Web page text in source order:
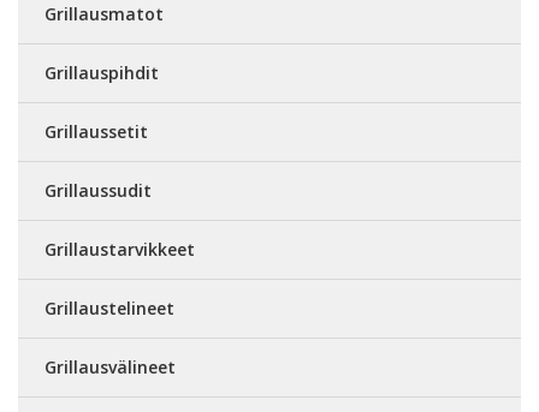
Grillausmatot
Grillauspihdit
Grillaussetit
Grillaussudit
Grillaustarvikkeet
Grillaustelineet
Grillausvälineet